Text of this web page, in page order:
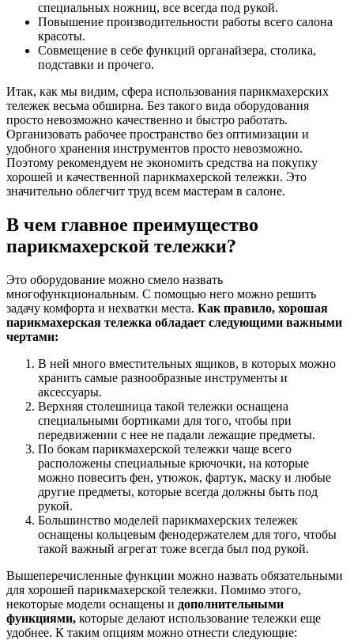
специальных ножниц, все всегда под рукой.
Повышение производительности работы всего салона
красоты.
Совмещение в себе функций органайзера, столика,
подставки и прочего.
Итак, как мы видим, сфера использования парикмахерских
тележек весьма обширна. Без такого вида оборудования
просто невозможно качественно и быстро работать.
Организовать рабочее пространство без оптимизации и
удобного хранения инструментов просто невозможно.
Поэтому рекомендуем не экономить средства на покупку
хорошей и качественной парикмахерской тележки. Это
значительно облегчит труд всем мастерам в салоне.
В чем главное преимущество
парикмахерской тележки?
Это оборудование можно смело назвать
многофункциональным. С помощью него можно решить
задачу комфорта и нехватки места. Как правило, хорошая
парикмахерская тележка обладает следующими важными
чертами:
В ней много вместительных ящиков, в которых можно
хранить самые разнообразные инструменты и
аксессуары.
Верхняя столешница такой тележки оснащена
специальными бортиками для того, чтобы при
передвижении с нее не падали лежащие предметы.
По бокам парикмахерской тележки чаще всего
расположены специальные крючочки, на которые
можно повесить фен, утюжок, фартук, маску и любые
другие предметы, которые всегда должны быть под
рукой.
Большинство моделей парикмахерских тележек
оснащены кольцевым фенодержателем для того, чтобы
такой важный агрегат тоже всегда был под рукой.
Вышеперечисленные функции можно назвать обязательными
для хорошей парикмахерской тележки. Помимо этого,
некоторые модели оснащены и дополнительными
функциями, которые делают использование тележки еще
удобнее. К таким опциям можно отнести следующие: